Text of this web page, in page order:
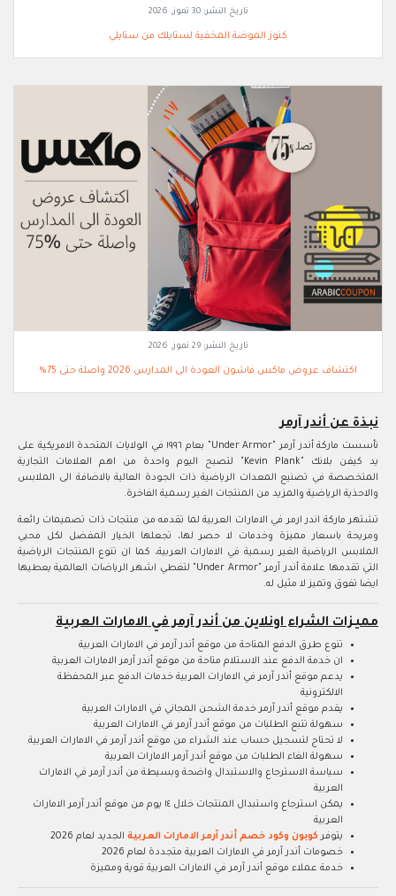
تاريخ النشر:30 تموز, 2026
كنوز الموضة المخفية لستايلك من ستايلي
تاريخ النشر:29 تموز, 2026
اكتشاف عروض ماكس فاشون العودة الى المدارس 2026 واصلة حتى 75%
نبذة عن أندر آرمر
تأسست ماركة أندر آرمر "Under Armor" بعام ١٩٩٦ في الولايات المتحدة الامريكية على
يد كيفن بلانك "Kevin Plank" لتصبح اليوم واحدة من اهم العلامات التجارية
المتخصصة في تصنيع المعدات الرياضية ذات الجودة العالية بالاضافة الى الملابس
والاحذية الرياضية والمزيد من المنتجات الغير رسمية الفاخرة.
تشتهر ماركة اندر ارمر في الامارات العربية لما تقدمه من منتجات ذات تصميمات رائعة
ومريحة باسعار مميزة وخدمات لا حصر لها، تجعلها الخيار المفضل لكل محبي
الملابس الرياضية الغير رسمية في الامارات العربية، كما ان تنوع المنتجات الرياضية
التي تقدمها علامة أندر آرمر "Under Armor" لتغطي اشهر الرياضات العالمية يعطيها
ايضا تفوق وتميز لا مثيل له.
مميزات الشراء اونلاين من أندر آرمر في الامارات العربية
تنوع طرق الدفع المتاحة من موقع أندر آرمر في الامارات العربية
ان خدمة الدفع عند الاستلام متاحة من موقع أندر آرمر الامارات العربية
يدعم موقع أندر آرمر في الامارات العربية خدمات الدفع عبر المحفظة
الالكترونية
يقدم موقع أندر آرمر خدمة الشحن المجاني في الامارات العربية
سهولة تتبع الطلبات من موقع أندر آرمر في الامارات العربية
لا تحتاج لتسجيل حساب عند الشراء من موقع أندر آرمر في الامارات العربية
سهولة الغاء الطلبات من موقع أندر آرمر الامارات العربية
سياسة الاسترجاع والاستبدال واضحة وبسيطة من أندر آرمر في الامارات
العربية
يمكن استرجاع واستبدال المنتجات خلال ١٤ يوم من موقع أندر آرمر الامارات
العربية
يتوفر كوبون وكود خصم أندر آرمر الامارات العربية الجديد لعام 2026
خصومات أندر آرمر في الامارات العربية متجددة لعام 2026
خدمة عملاء موقع أندر آرمر في الامارات العربية قوية ومميزة